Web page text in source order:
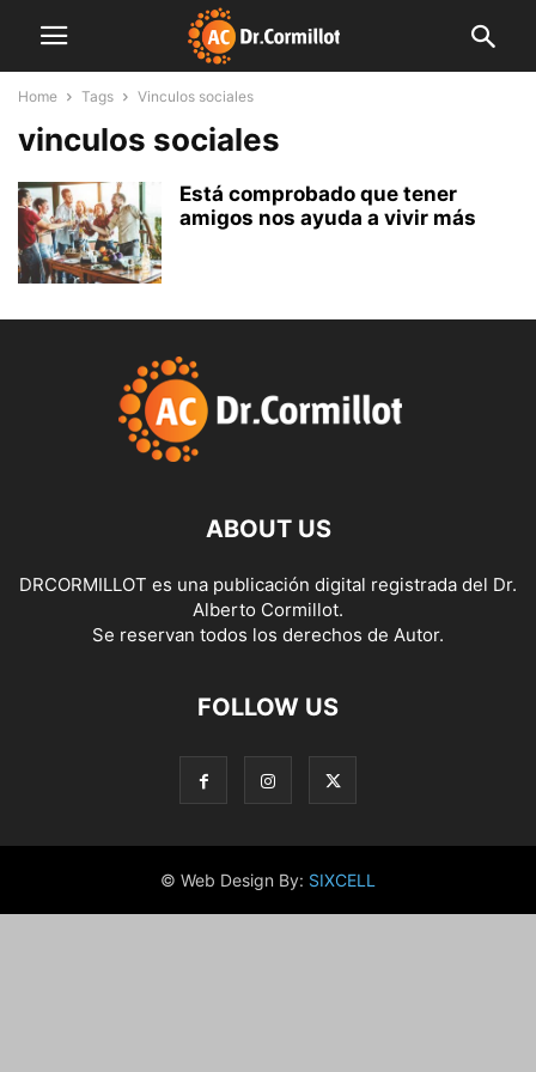
Home Tags Vinculos sociales
vinculos sociales
Está comprobado que tener
amigos nos ayuda a vivir más
ABOUT US
DRCORMILLOT es una publicación digital registrada del Dr.
Alberto Cormillot.
Se reservan todos los derechos de Autor.
FOLLOW US
© Web Design By: SIXCELL